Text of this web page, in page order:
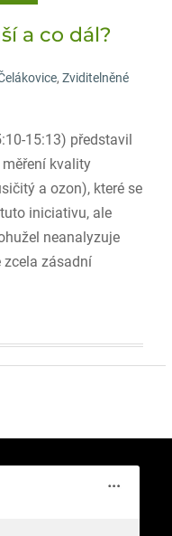
a co dál?
, Zviditelněné
15:13) představil
kvality
a ozon), které se
iniciativu, ale
neanalyzuje
zcela zásadní